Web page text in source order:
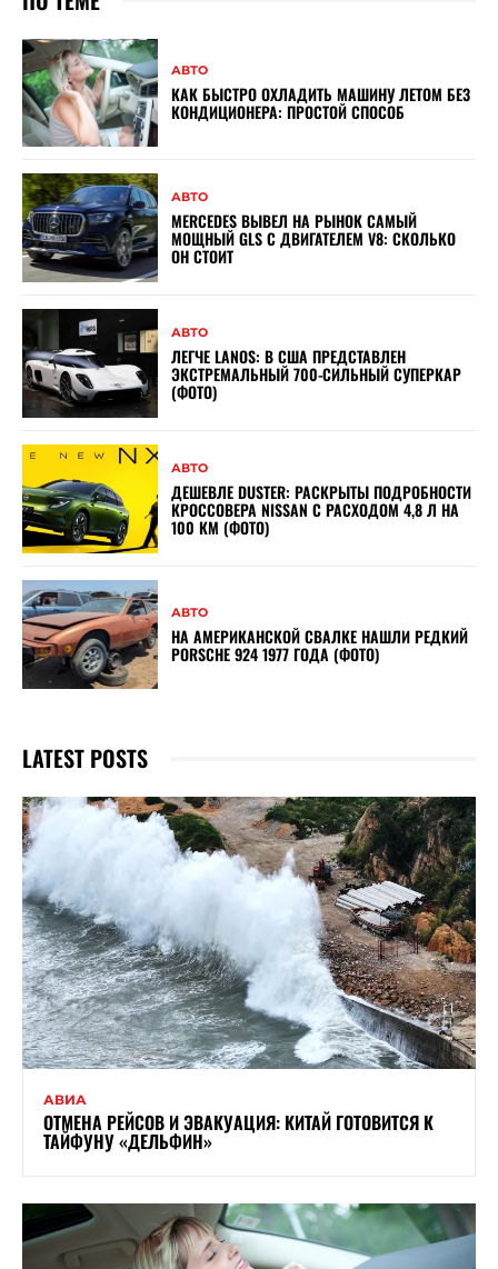
АВТО
КАК БЫСТРО ОХЛАДИТЬ МАШИНУ ЛЕТОМ БЕЗ
КОНДИЦИОНЕРА: ПРОСТОЙ СПОСОБ
АВТО
MERCEDES ВЫВЕЛ НА РЫНОК САМЫЙ
МОЩНЫЙ GLS С ДВИГАТЕЛЕМ V8: СКОЛЬКО
ОН СТОИТ
АВТО
ЛЕГЧЕ LANOS: В США ПРЕДСТАВЛЕН
ЭКСТРЕМАЛЬНЫЙ 700-СИЛЬНЫЙ СУПЕРКАР
(ФОТО)
АВТО
ДЕШЕВЛЕ DUSTER: РАСКРЫТЫ ПОДРОБНОСТИ
КРОССОВЕРА NISSAN С РАСХОДОМ 4,8 Л НА
100 КМ (ФОТО)
АВТО
НА АМЕРИКАНСКОЙ СВАЛКЕ НАШЛИ РЕДКИЙ
PORSCHE 924 1977 ГОДА (ФОТО)
LATEST POSTS
АВИА
ОТМЕНА РЕЙСОВ И ЭВАКУАЦИЯ: КИТАЙ ГОТОВИТСЯ К
ТАЙФУНУ «ДЕЛЬФИН»